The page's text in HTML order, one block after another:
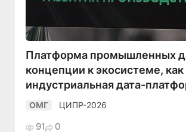
Платформа промышленных
концепции к экосистеме, как
индустриальная дата-
ОМГ ЦИПР-2026
91 0